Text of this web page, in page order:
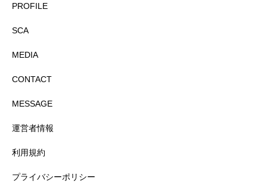
PROFILE
SCA
MEDIA
CONTACT
MESSAGE
運営者情報
利用規約
プライバシーポリシー